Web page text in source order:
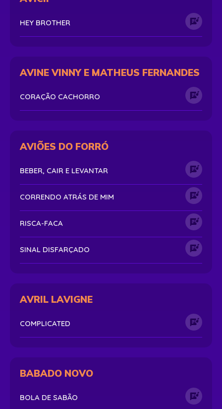
HEY BROTHER
AVINE VINNY E MATHEUS FERNANDES
CORAÇÃO CACHORRO
AVIÕES DO FORRÓ
BEBER, CAIR E LEVANTAR
CORRENDO ATRÁS DE MIM
RISCA-FACA
SINAL DISFARÇADO
AVRIL LAVIGNE
COMPLICATED
BABADO NOVO
BOLA DE SABÃO